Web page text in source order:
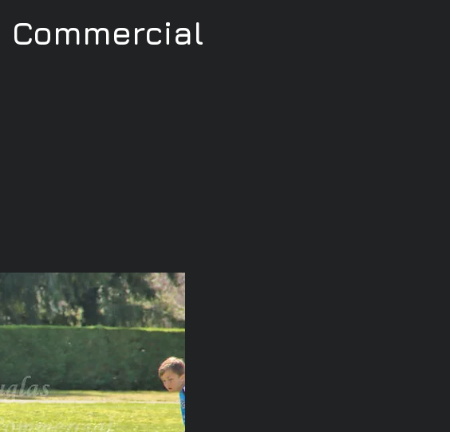
Commercial